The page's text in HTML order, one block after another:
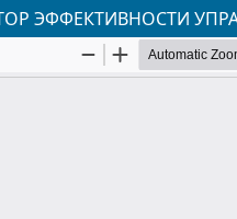
ЭФФЕКТИВНОСТИ